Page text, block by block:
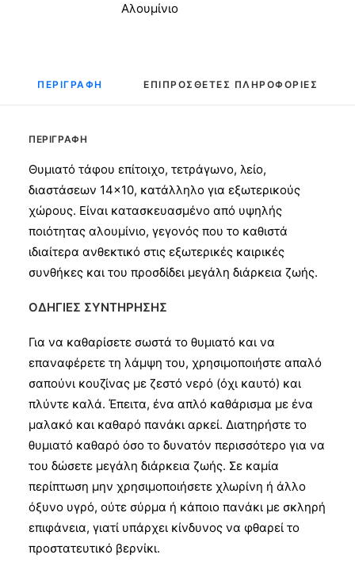
Αλουμίνιο
ΠΕΡΙΓΡΑΦΉ ΕΠΙΠΡΌΣΘΕΤΕΣ ΠΛΗΡΟΦΟΡΊΕΣ
ΠΕΡΙΓΡΑΦΉ
Θυμιατό τάφου επίτοιχο, τετράγωνο, λείο,
διαστάσεων 14×10, κατάλληλο για εξωτερικούς
χώρους. Είναι κατασκευασμένο από υψηλής
ποιότητας αλουμίνιο, γεγονός που το καθιστά
ιδιαίτερα ανθεκτικό στις εξωτερικές καιρικές
συνθήκες και του προσδίδει μεγάλη διάρκεια ζωής.
ΟΔΗΓΙΕΣ ΣΥΝΤΗΡΗΣΗΣ
Για να καθαρίσετε σωστά το θυμιατό και να
επαναφέρετε τη λάμψη του, χρησιμοποιήστε απαλό
σαπούνι κουζίνας με ζεστό νερό (όχι καυτό) και
πλύντε καλά. Έπειτα, ένα απλό καθάρισμα με ένα
μαλακό και καθαρό πανάκι αρκεί. Διατηρήστε το
θυμιατό καθαρό όσο το δυνατόν περισσότερο για να
του δώσετε μεγάλη διάρκεια ζωής. Σε καμία
περίπτωση μην χρησιμοποιήσετε χλωρίνη ή άλλο
όξυνο υγρό, ούτε σύρμα ή κάποιο πανάκι με σκληρή
επιφάνεια, γιατί υπάρχει κίνδυνος να φθαρεί το
προστατευτικό βερνίκι.